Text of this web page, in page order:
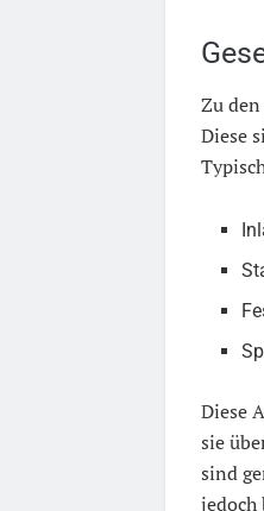
Zu
Diese
Diese
sie
sind
jedoch